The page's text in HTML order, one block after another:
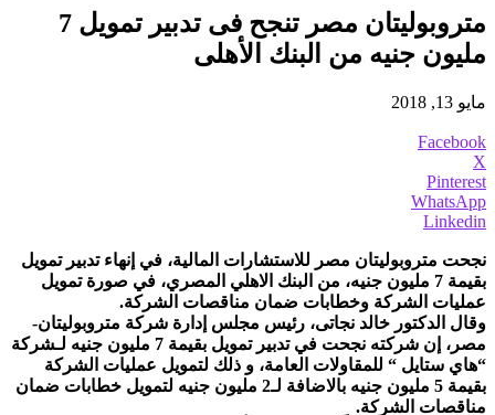
متروبوليتان مصر تنجح فى تدبير تمويل 7
مليون جنيه من البنك الأهلى
مايو 13, 2018
Facebook
X
Pinterest
WhatsApp
Linkedin
نجحت متروبوليتان مصر للاستشارات المالية، في إنهاء تدبير تمويل
بقيمة 7 مليون جنيه، من البنك الاهلي المصري، في صورة تمويل
عمليات الشركة وخطابات ضمان مناقصات الشركة.
وقال الدكتور خالد نجاتى، رئيس مجلس إدارة شركة متروبوليتان-
مصر، إن شركته نجحت في تدبير تمويل بقيمة 7 مليون جنيه لـشركة
“هاي ستايل “ للمقاولات العامة، و ذلك لتمويل عمليات الشركة
بقيمة 5 مليون جنيه بالاضافة لـ2 مليون جنيه لتمويل خطابات ضمان
مناقصات الشركة.